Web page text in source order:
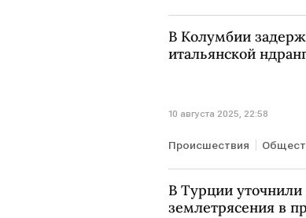
В Колумбии
итальянской
10 августа 2025, 22:58
Происшествия
В Турции
землетрясения в